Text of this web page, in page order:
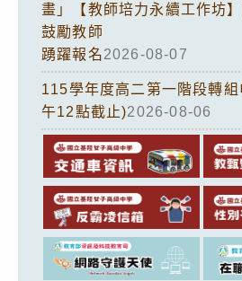
畫」【教師培力永續工作坊
鼓勵教師
踴躍報名2026-08-07
115學年度高二第一階段轉
午12點截止)2026-08-06